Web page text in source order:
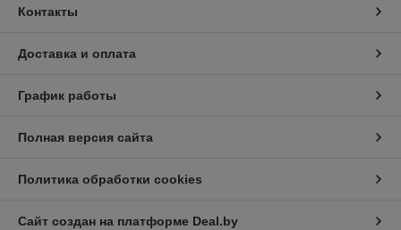
Контакты
Доставка и оплата
График работы
Полная версия сайта
Политика обработки cookies
Сайт создан на платформе Deal.by